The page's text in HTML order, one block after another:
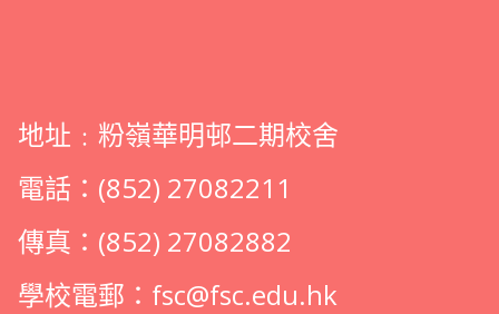
地址﹕粉嶺華明邨二期校舍
電話：(852) 27082211
傳真：(852) 27082882
學校電郵： fsc@fsc.edu.hk